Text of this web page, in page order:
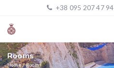
+38 095 207 47 94
Rooms
Home Rooms